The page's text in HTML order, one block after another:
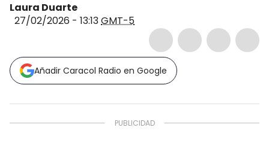
Laura Duarte
27/02/2026 - 13:13GMT-5
Añadir Caracol Radio en Google